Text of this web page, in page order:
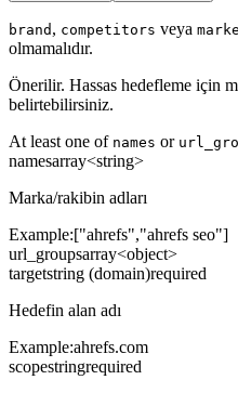
brand , competitors veya
olmamalıdır.
Önerilir. Hassas hedefleme için
belirtebilirsiniz.
At least one of names or
namesarray<string>
Marka/rakibin adları
Example:["ahrefs","ahrefs seo"]
url_groupsarray<object>
targetstring (domain)required
Hedefin alan adı
Example:ahrefs.com
scopestringrequired